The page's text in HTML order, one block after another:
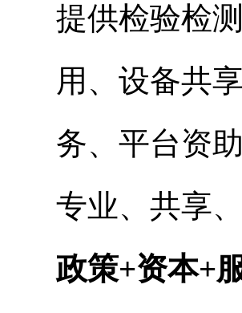
提供检验检
用、设备共
务、平台资
专业、共享
政策+资本+